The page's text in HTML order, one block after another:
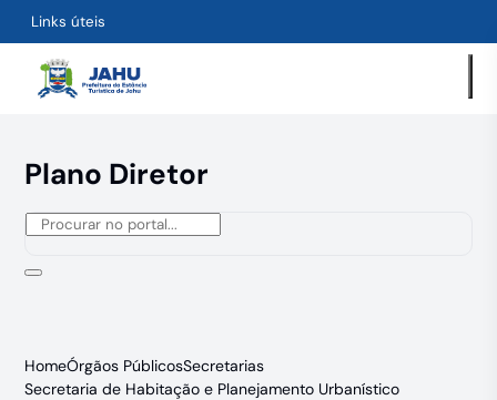
Links úteis
Plano Diretor
HomeÓrgãos PúblicosSecretarias
Secretaria de Habitação e Planejamento Urbanístico